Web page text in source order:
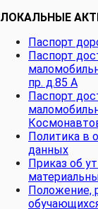
ЛОКАЛЬНЫЕ
Паспорт
Паспорт
пр. д.85 А
Паспорт
Политика в
данных
Приказ об
Положение,